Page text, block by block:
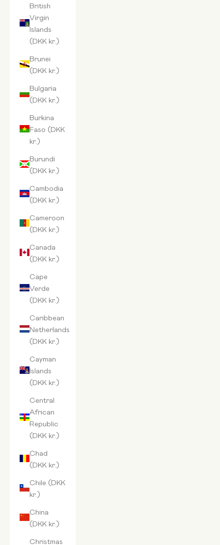
British
Virgin
Islands
(DKK kr.)
Brunei
(DKK kr.)
Bulgaria
(DKK kr.)
Burkina
Faso (DKK
kr.)
Burundi
(DKK kr.)
Cambodia
(DKK kr.)
Cameroon
(DKK kr.)
Canada
(DKK kr.)
Cape
Verde
(DKK kr.)
Caribbean
Netherlands
(DKK kr.)
Cayman
Islands
(DKK kr.)
Central
African
Republic
(DKK kr.)
Chad
(DKK kr.)
Chile (DKK
kr.)
China
(DKK kr.)
Christmas